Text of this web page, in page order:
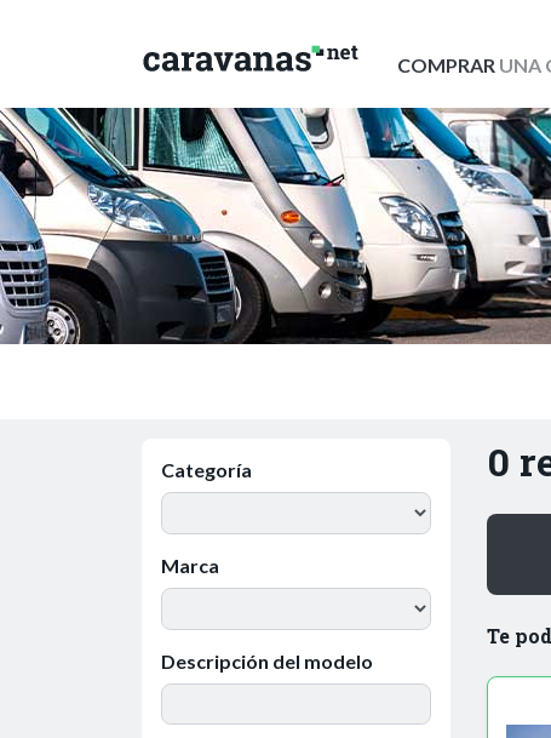
COMPRARUNA
Categoría
Marca
Descripción del modelo
0
Te